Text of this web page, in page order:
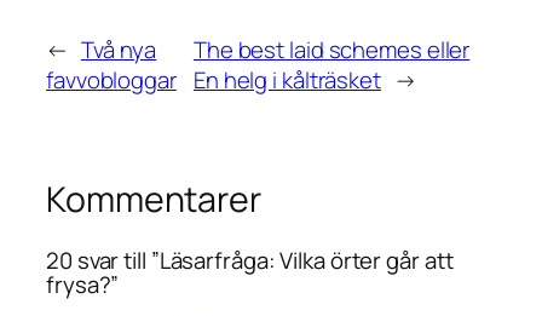
← Två nya
favvobloggar
The best laid schemes eller
En helg i kålträsket →
Kommentarer
20 svar till ”Läsarfråga: Vilka örter går att
frysa?”